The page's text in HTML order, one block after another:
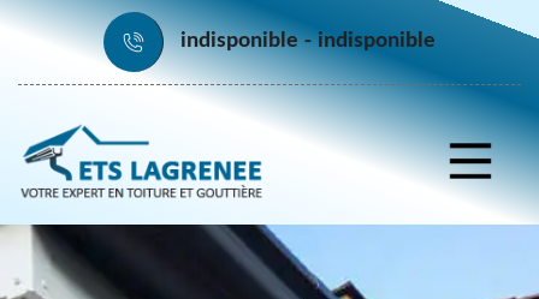
indisponible indisponible